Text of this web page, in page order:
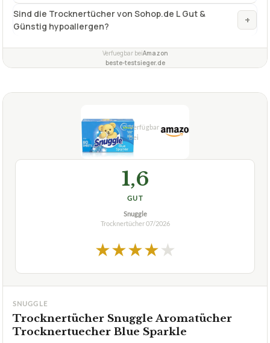
Sind die Trocknertücher von Sohop.de L Gut &
Günstig hypoallergen?
+
Verfuegbar beiAmazon
beste-testsieger.de
1,6
GUT
Snuggle
Trocknertücher07/2026
★★★★★
SNUGGLE
Trocknertücher Snuggle Aromatücher
Trocknertuecher Blue Sparkle